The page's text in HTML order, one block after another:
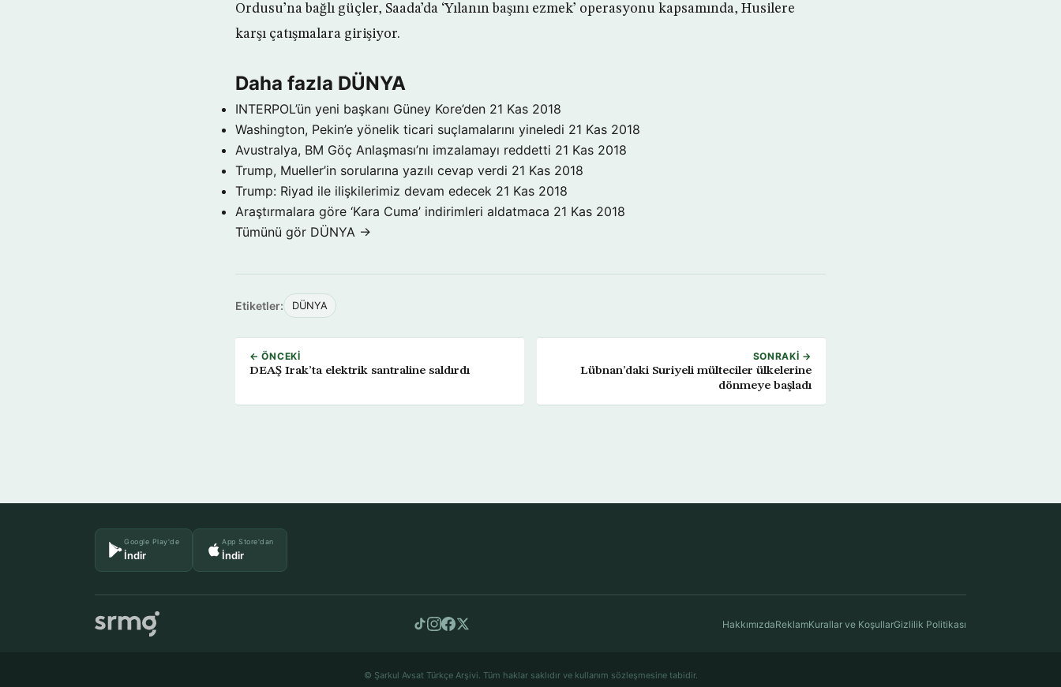
Ordusu’na bağlı güçler, Saada’da ‘Yılanın başını ezmek’ operasyonu kapsamında, Husilere
karşı çatışmalara girişiyor.
Daha fazla DÜNYA
INTERPOL’ün yeni başkanı Güney Kore’den 21 Kas 2018
Washington, Pekin’e yönelik ticari suçlamalarını yineledi 21 Kas 2018
Avustralya, BM Göç Anlaşması’nı imzalamayı reddetti 21 Kas 2018
Trump, Mueller’in sorularına yazılı cevap verdi 21 Kas 2018
Trump: Riyad ile ilişkilerimiz devam edecek 21 Kas 2018
Araştırmalara göre ‘Kara Cuma’ indirimleri aldatmaca 21 Kas 2018
Tümünü gör DÜNYA →
Etiketler: DÜNYA
← ÖNCEKI
DEAŞ Irak’ta elektrik santraline saldırdı
SONRAKI →
Lübnan’daki Suriyeli mülteciler ülkelerine
dönmeye başladı
Google Play'de
İndir
App Store'dan
İndir
HakkımızdaReklamKurallar ve KoşullarGizlilik Politikası
© Şarkul Avsat Türkçe Arşivi. Tüm haklar saklıdır ve kullanım sözleşmesine tabidir.